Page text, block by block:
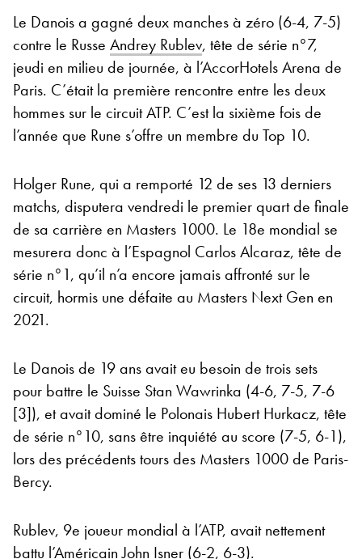
Le Danois a gagné deux manches à zéro (6-4, 7-5)
contre le Russe Andrey Rublev, tête de série n°7,
jeudi en milieu de journée, à l’AccorHotels Arena de
Paris. C’était la première rencontre entre les deux
hommes sur le circuit ATP. C’est la sixième fois de
l’année que Rune s’offre un membre du Top 10.
Holger Rune, qui a remporté 12 de ses 13 derniers
matchs, disputera vendredi le premier quart de finale
de sa carrière en Masters 1000. Le 18e mondial se
mesurera donc à l’Espagnol Carlos Alcaraz, tête de
série n°1, qu’il n’a encore jamais affronté sur le
circuit, hormis une défaite au Masters Next Gen en
2021.
Le Danois de 19 ans avait eu besoin de trois sets
pour battre le Suisse Stan Wawrinka (4-6, 7-5, 7-6
[3]), et avait dominé le Polonais Hubert Hurkacz, tête
de série n°10, sans être inquiété au score (7-5, 6-1),
lors des précédents tours des Masters 1000 de Paris-
Bercy.
Rublev, 9e joueur mondial à l’ATP, avait nettement
battu l’Américain John Isner (6-2, 6-3).